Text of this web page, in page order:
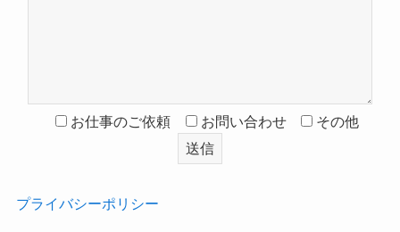
お仕事のご依頼 お問い合わせ その他
プライバシーポリシー